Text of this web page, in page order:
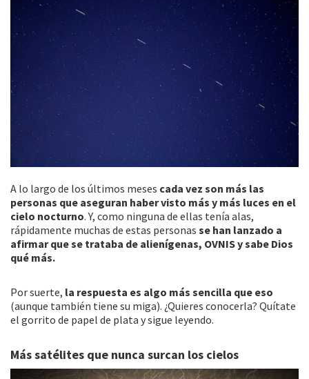
A lo largo de los últimos meses cada vez son más las
personas que aseguran haber visto más y más luces en el
cielo nocturno. Y, como ninguna de ellas tenía alas,
rápidamente muchas de estas personas se han lanzado a
afirmar que se trataba de alienígenas, OVNIS y sabe Dios
qué más.
Por suerte, la respuesta es algo más sencilla que eso
(aunque también tiene su miga). ¿Quieres conocerla? Quítate
el gorrito de papel de plata y sigue leyendo.
Más satélites que nunca surcan los cielos